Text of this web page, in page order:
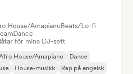
House/AmapianoBeats/Lo-fi
Dance
för mina DJ-sett
House/Amapiano
Dance
House-musikk
Rap på engelsk